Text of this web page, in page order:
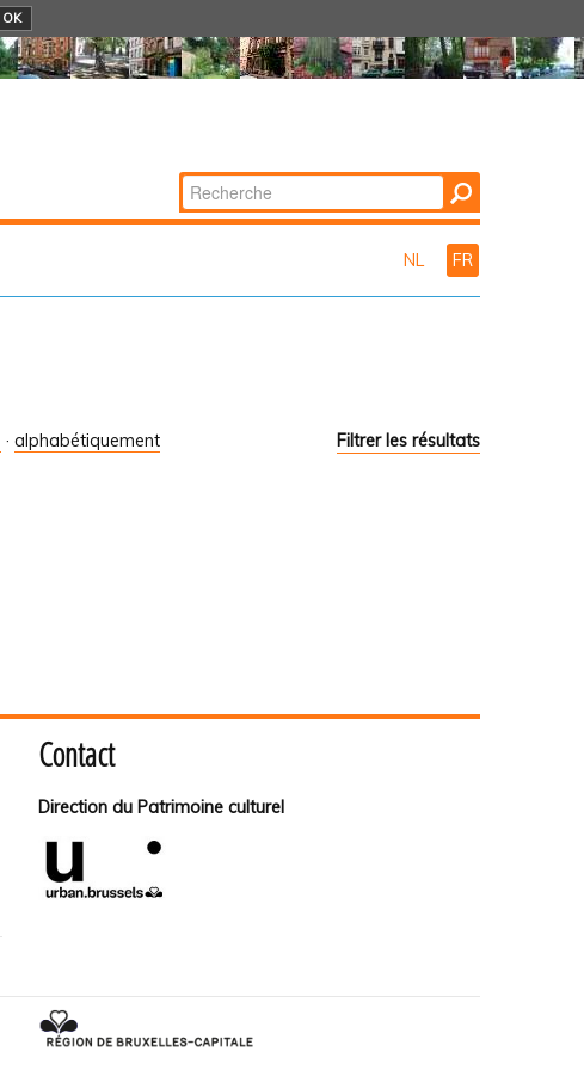
OK
Chercher par
Recherche
NL FR
Filtrer les résultats
· alphabétiquement
Contact
Direction du Patrimoine culturel